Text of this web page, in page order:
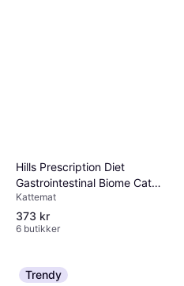
Hills Prescription Diet
Gastrointestinal Biome Cat
Food 1.5kg
Kattemat
373 kr
6 butikker
Trendy